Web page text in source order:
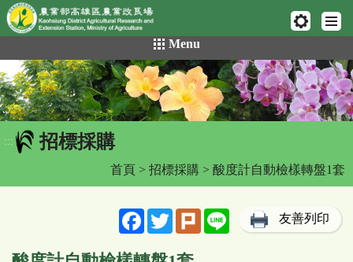
網頁置頂
到
主
要
內
容
區
Menu
::: 招標採購
首頁 > 招標採購 > 酸度計自動檢樣轉盤1套
FacebookTwitterPlurk Line 友善列印